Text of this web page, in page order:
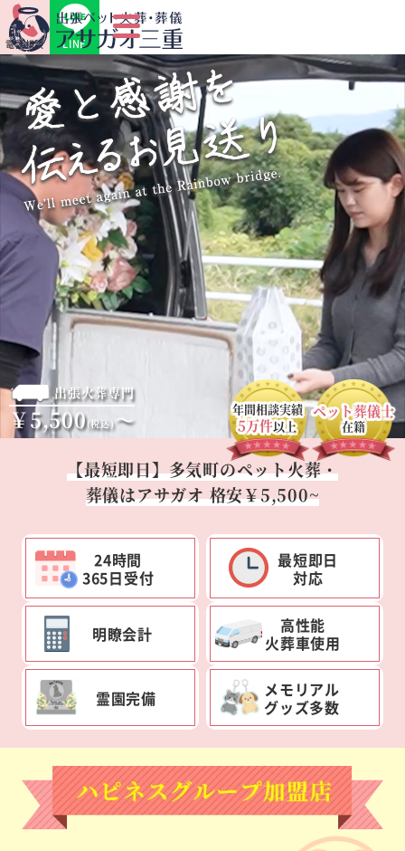
電話相談 LINE
出張火葬専門
￥5,500(税込)～ 年間相談実績
5万件以上
ペット葬儀士
在籍
【最短即日】多気町のペット火葬・
葬儀はアサガオ 格安￥5,500~
24時間
365日受付
最短即日
対応
明瞭会計
高性能
火葬車使用
霊園完備
メモリアル
グッズ多数